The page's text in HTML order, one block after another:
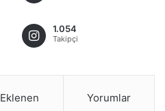
1.054
Takipçi
Yorumlar